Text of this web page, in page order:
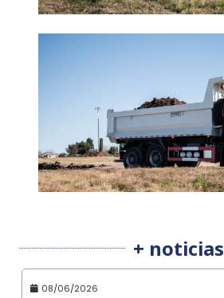
+ noticias
08/06/2026